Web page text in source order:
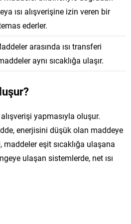
ısı alışverişine izin veren bir
ederler.
arasında ısı transferi
aynı sıcaklığa ulaşır.
yapmasıyla oluşur.
enerjisini düşük olan maddeye
maddeler eşit sıcaklığa ulaşana
ulaşan sistemlerde, net ısı